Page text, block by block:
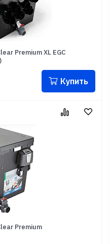
Premium XL EGC
Купить
Premium